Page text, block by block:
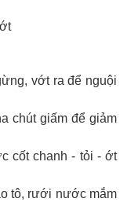
vớt ra để nguội
chút giấm để giảm
cốt chanh - tỏi - ớt
tô, rưới nước mắm